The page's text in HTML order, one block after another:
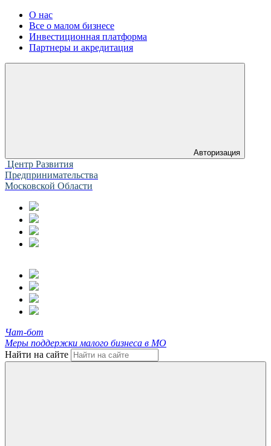
О нас
Все о малом бизнесе
Инвестиционная платформа
Партнеры и акредитация
Авторизация
Центр Развития
Предпринимательства
Московской Области
Чат-бот
Меры поддержки малого бизнеса в МО
Найти на сайте